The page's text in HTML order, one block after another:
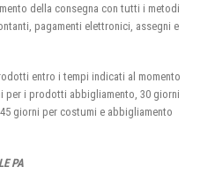
della consegna con tutti i metodi
pagamenti elettronici, assegni e
entro i tempi indicati al momento
per i prodotti abbigliamento, 30 giorni
giorni per costumi e abbigliamento
PA